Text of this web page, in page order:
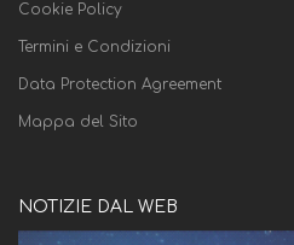
Cookie Policy
Termini e Condizioni
Data Protection Agreement
Mappa del Sito
NOTIZIE DAL WEB